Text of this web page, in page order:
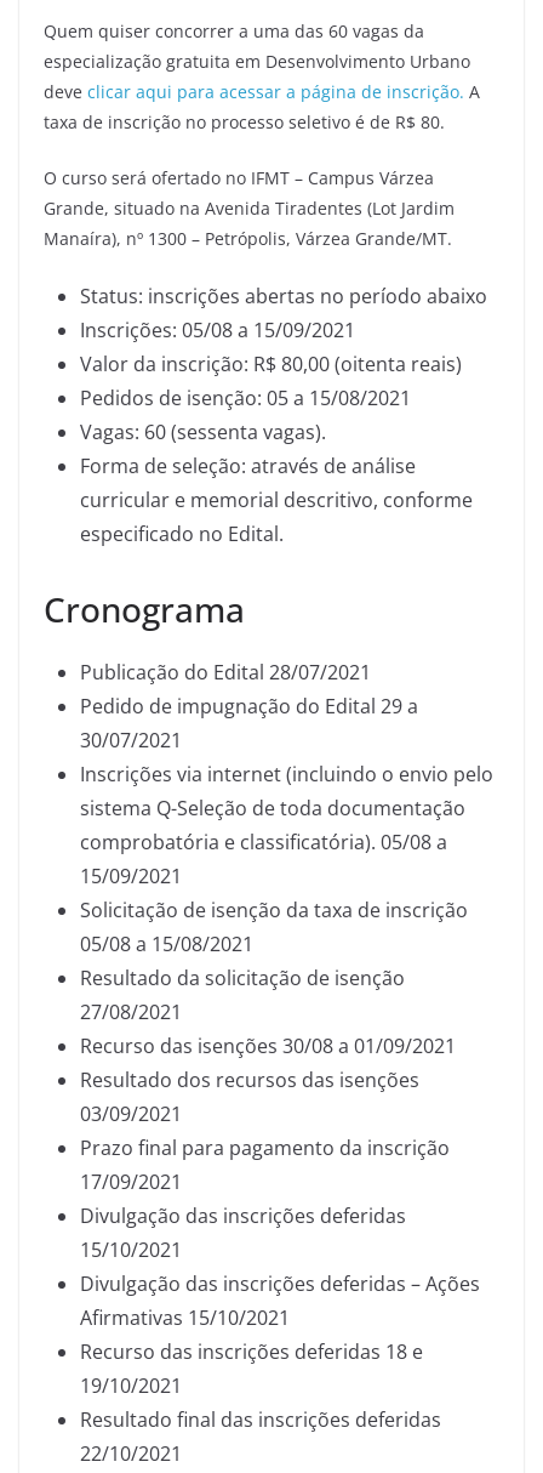
Quem quiser concorrer a uma das 60 vagas da
especialização gratuita em Desenvolvimento Urbano
deve clicar aqui para acessar a página de inscrição. A
taxa de inscrição no processo seletivo é de R$ 80.
O curso será ofertado no IFMT – Campus Várzea
Grande, situado na Avenida Tiradentes (Lot Jardim
Manaíra), nº 1300 – Petrópolis, Várzea Grande/MT.
Status: inscrições abertas no período abaixo
Inscrições: 05/08 a 15/09/2021
Valor da inscrição: R$ 80,00 (oitenta reais)
Pedidos de isenção: 05 a 15/08/2021
Vagas: 60 (sessenta vagas).
Forma de seleção: através de análise
curricular e memorial descritivo, conforme
especificado no Edital.
Cronograma
Publicação do Edital 28/07/2021
Pedido de impugnação do Edital 29 a
30/07/2021
Inscrições via internet (incluindo o envio pelo
sistema Q-Seleção de toda documentação
comprobatória e classificatória). 05/08 a
15/09/2021
Solicitação de isenção da taxa de inscrição
05/08 a 15/08/2021
Resultado da solicitação de isenção
27/08/2021
Recurso das isenções 30/08 a 01/09/2021
Resultado dos recursos das isenções
03/09/2021
Prazo final para pagamento da inscrição
17/09/2021
Divulgação das inscrições deferidas
15/10/2021
Divulgação das inscrições deferidas – Ações
Afirmativas 15/10/2021
Recurso das inscrições deferidas 18 e
19/10/2021
Resultado final das inscrições deferidas
22/10/2021